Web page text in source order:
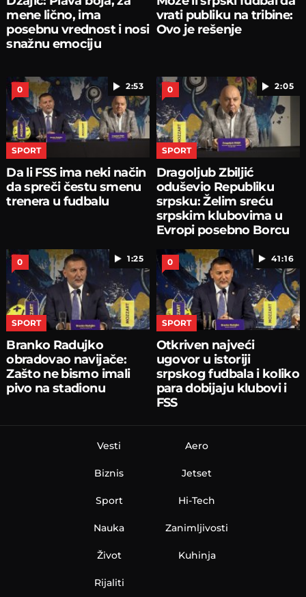
mene lično, ima
posebnu vrednost i nosi
snažnu emociju
vrati publiku na tribine:
Ovo je rešenje
2:53
0
SPORT
Da li FSS ima neki način
da spreči čestu smenu
trenera u fudbalu
2:05
0
SPORT
Dragoljub Zbiljić
oduševio Republiku
srpsku: Želim sreću
srpskim klubovima u
Evropi posebno Borcu
1:25
0
SPORT
Branko Radujko
obradovao navijače:
Zašto ne bismo imali
pivo na stadionu
41:16
0
SPORT
Otkriven najveći
ugovor u istoriji
srpskog fudbala i koliko
para dobijaju klubovi i
FSS
Vesti
Biznis
Sport
Nauka
Aero
Jetset
Hi-Tech
Zanimljivosti
Život Kuhinja
Rijaliti